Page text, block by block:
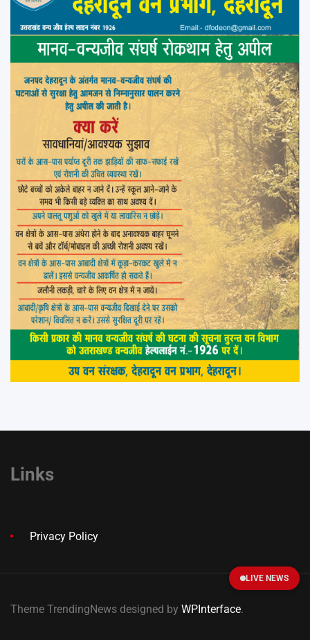
Links
Privacy Policy
Theme TrendingNews designed by WPInterface.
LIVE NEWS